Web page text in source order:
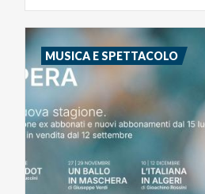
MUSICA E SPETTACOLO